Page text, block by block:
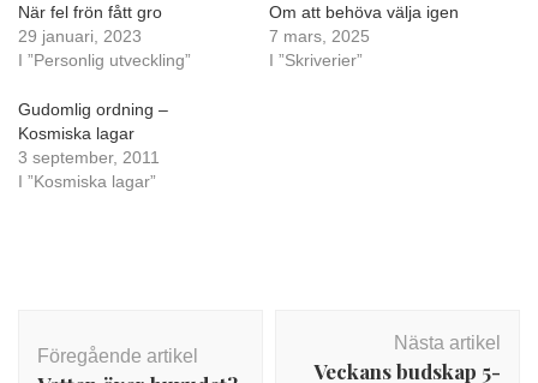
När fel frön fått gro
29 januari, 2023
I ”Personlig utveckling”
Om att behöva välja igen
7 mars, 2025
I ”Skriverier”
Gudomlig ordning –
Kosmiska lagar
3 september, 2011
I ”Kosmiska lagar”
Föregående artikel
Nästa artikel
Veckans budskap 5-